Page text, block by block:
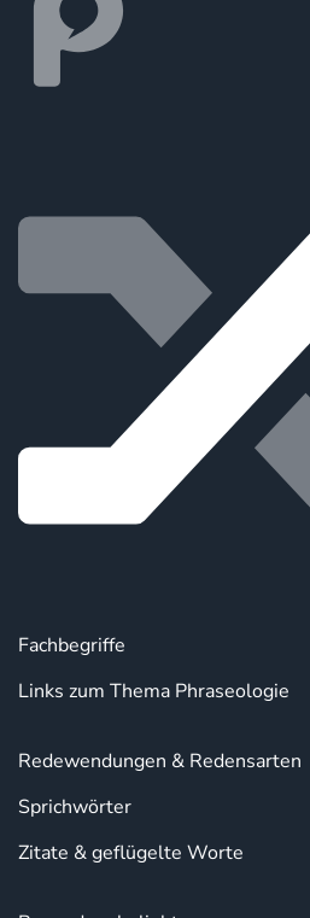
Fachbegriffe
Links zum Thema Phraseologie
Redewendungen & Redensarten
Sprichwörter
Zitate & geflügelte Worte